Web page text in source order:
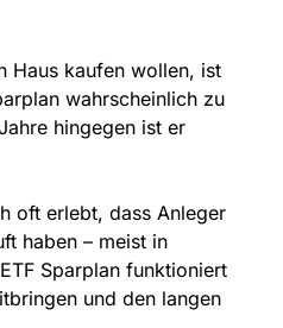
Haus kaufen wollen, ist
wahrscheinlich zu
hingegen ist er
oft erlebt, dass Anleger
haben – meist in
Sparplan funktioniert
und den langen